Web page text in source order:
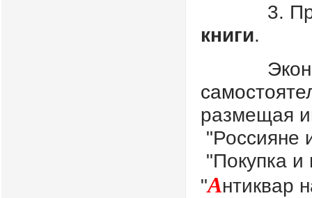
3.
книги.
размещая
"Россияне
"Покупка
"Антиквар